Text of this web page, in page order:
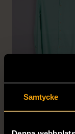
Samtycke
Stenströms
L (50) Gott